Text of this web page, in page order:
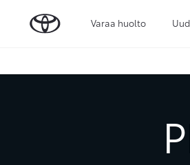
Varaa huolto